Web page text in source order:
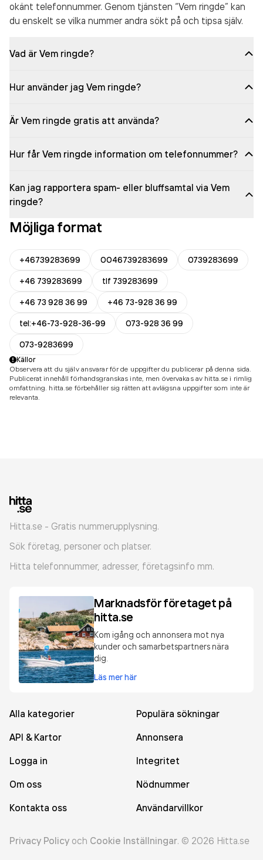
okänt telefonnummer. Genom tjänsten “Vem ringde” kan
du enskelt se vilka nummer andra sökt på och tipsa själv.
Vad är Vem ringde?
Hur använder jag Vem ringde?
Är Vem ringde gratis att använda?
Hur får Vem ringde information om telefonnummer?
Kan jag rapportera spam- eller bluffsamtal via Vem
ringde?
Möjliga format
+46739283699 0046739283699
0739283699
+46 739283699
tlf 739283699
+46 73 928 36 99
+46 73-928 36 99
tel:+46-73-928-36-99
073-928 36 99
073-9283699
Källor
Observera att du själv ansvarar för de uppgifter du publicerar på denna sida.
Publicerat innehåll förhandsgranskas inte, men övervakas av hitta.se i rimlig
omfattning. hitta.se förbehåller sig rätten att avlägsna uppgifter som inte är
relevanta.
Hitta.se - Gratis nummerupplysning.
Sök företag, personer och platser.
Hitta telefonnummer, adresser, företagsinfo mm.
Marknadsför företaget på
hitta.se
Kom igång och annonsera mot nya
kunder och samarbetspartners nära
dig.
Läs mer här
Alla kategorier
Populära sökningar
API & Kartor
Annonsera
Logga in
Integritet
Om oss
Nödnummer
Kontakta oss
Användarvillkor
Privacy Policy och Cookie Inställningar. © 2026 Hitta.se